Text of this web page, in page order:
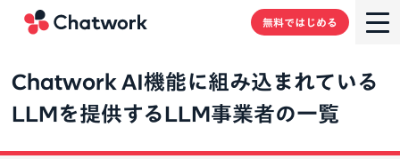
無料ではじめる
Chatwork AI機能に組み込まれている
LLMを提供するLLM事業者の一覧